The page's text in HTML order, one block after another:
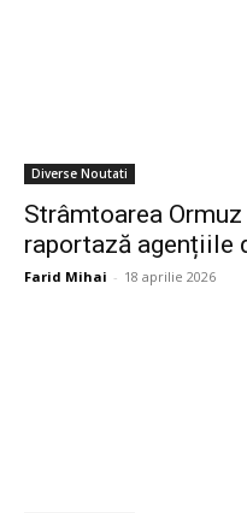
Diverse Noutati
Strâmtoarea
raportază agențiile
Farid Mihai - 18 aprilie 2026